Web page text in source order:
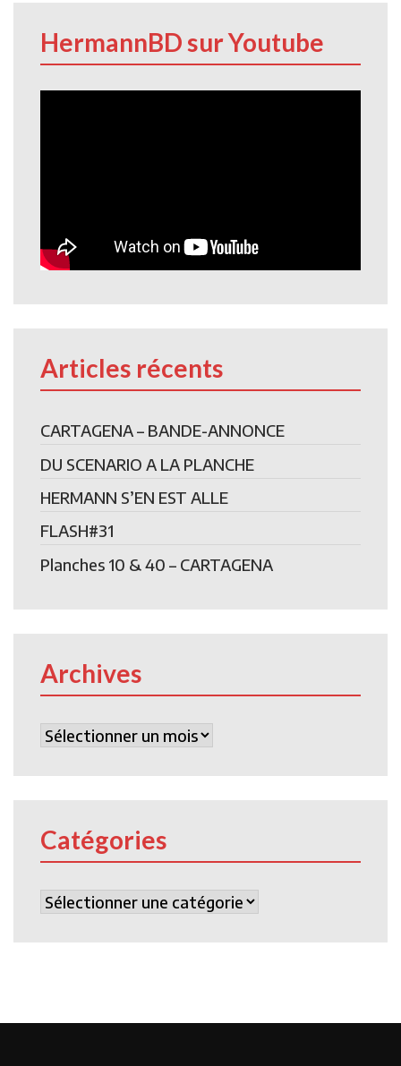
HermannBD sur Youtube
Articles récents
CARTAGENA – BANDE-ANNONCE
DU SCENARIO A LA PLANCHE
HERMANN S’EN EST ALLE
FLASH#31
Planches 10 & 40 – CARTAGENA
Archives
Archives
Catégories
Catégories